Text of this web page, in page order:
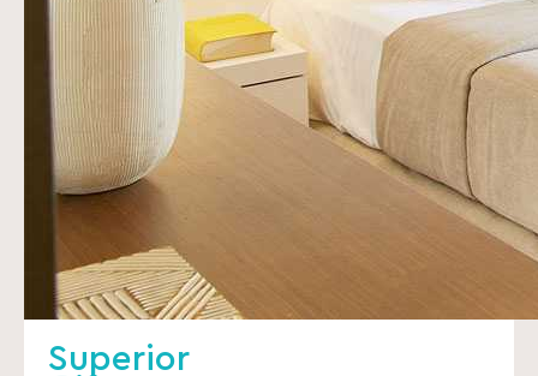
Superior